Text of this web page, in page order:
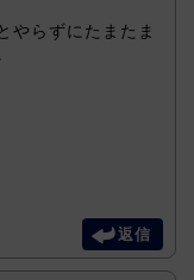
やらずにたまたま
返信